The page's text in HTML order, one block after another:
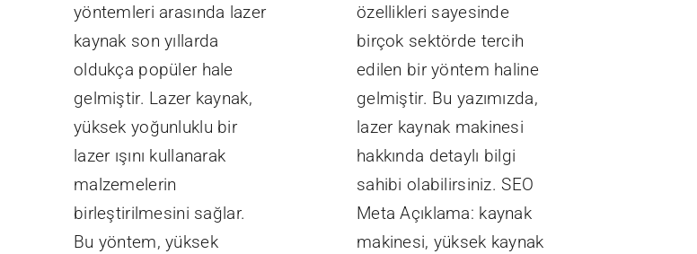
yöntemleri arasında lazer
kaynak son yıllarda
oldukça popüler hale
gelmiştir. Lazer kaynak,
yüksek yoğunluklu bir
lazer ışını kullanarak
malzemelerin
birleştirilmesini sağlar.
Bu yöntem, yüksek
özellikleri sayesinde
birçok sektörde tercih
edilen bir yöntem haline
gelmiştir. Bu yazımızda,
lazer kaynak makinesi
hakkında detaylı bilgi
sahibi olabilirsiniz. SEO
Meta Açıklama: kaynak
makinesi, yüksek kaynak